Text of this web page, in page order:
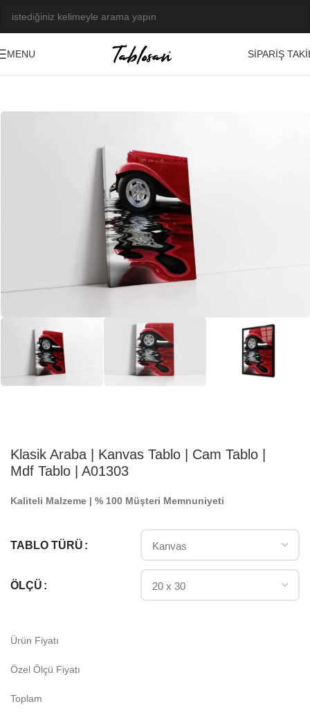
MENU
SIPARIŞ
Klasik Araba | Kanvas Tablo | Cam Tablo |
Mdf Tablo | A01303
Kaliteli Malzeme | % 100 Müşteri Memnuniyeti
TABLO TÜRÜ
ÖLÇÜ
Ürün Fiyatı
Özel Ölçü Fiyatı
Toplam